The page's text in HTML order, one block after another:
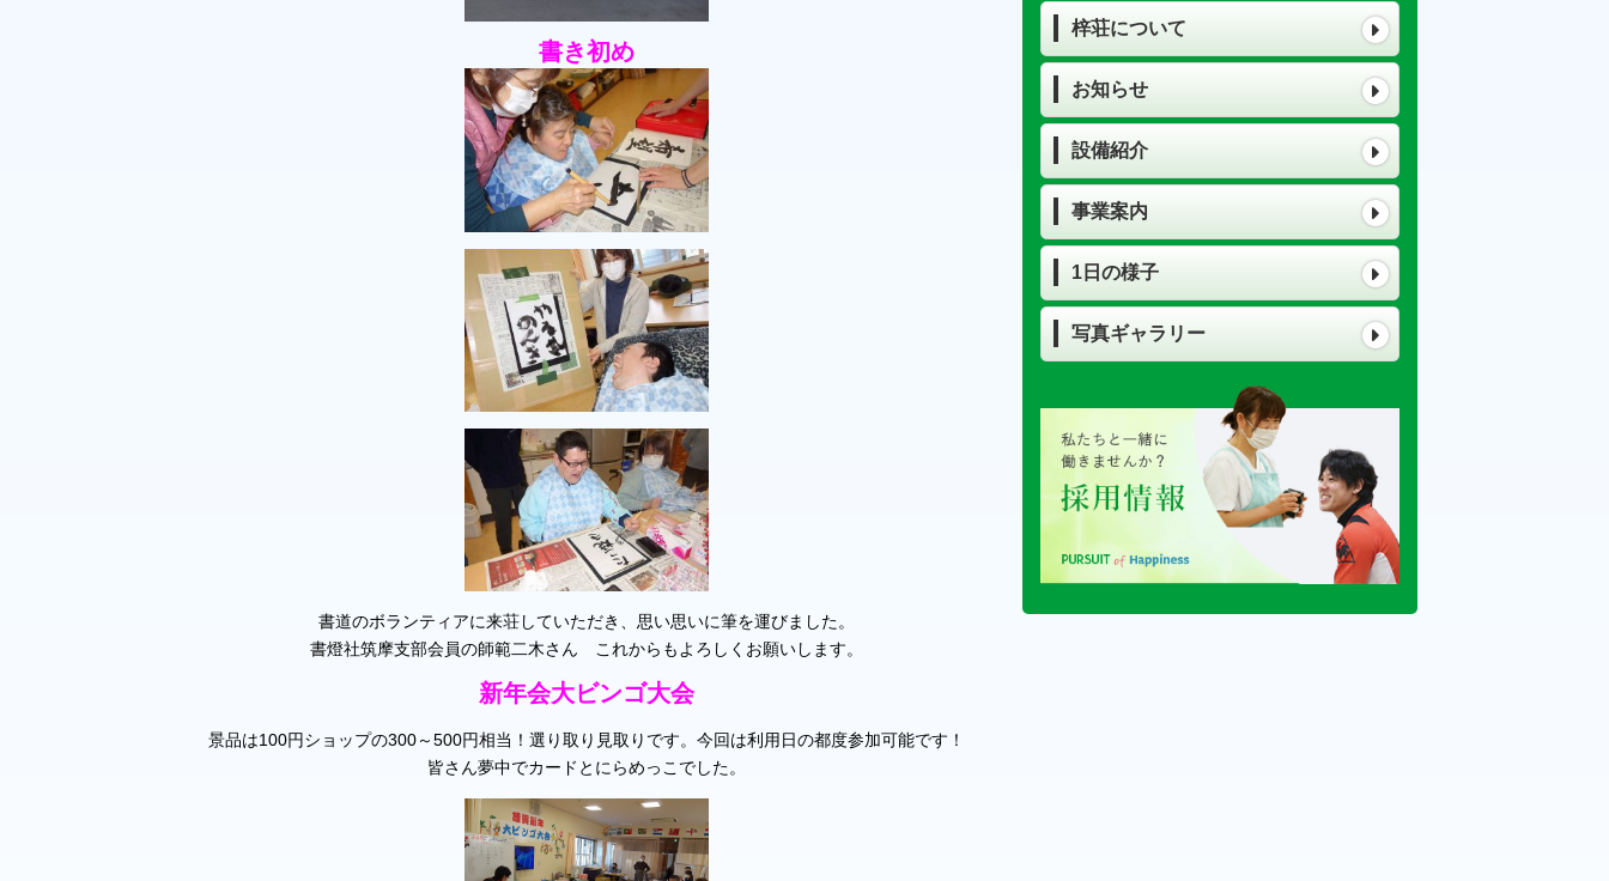
梓荘について
お知らせ
設備紹介
事業案内
1日の様子
写真ギャラリー
書き初め
書道のボランティアに来荘していただき、思い思いに筆を運びました。
書燈社筑摩支部会員の師範二木さん これからもよろしくお願いします。
新年会大ビンゴ大会
景品は100円ショップの300～500円相当！選り取り見取りです。今回は利用日の都度参加可能です！
皆さん夢中でカードとにらめっこでした。